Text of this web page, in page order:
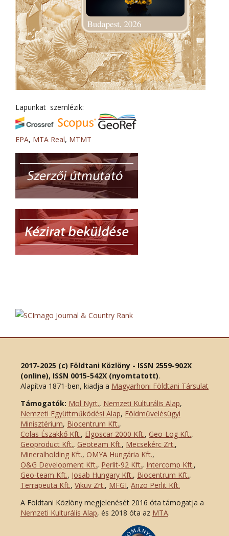
Lapunkat szemlézik:
EPA, MTA Real, MTMT
2017-2025 (c) Földtani Közlöny - ISSN 2559-902X
(online), ISSN 0015-542X (nyomtatott).
Alapítva 1871-ben, kiadja a Magyarhoni Földtani Társulat
Támogatók: Mol Nyrt., Nemzeti Kulturális Alap,
Nemzeti Együttműködési Alap, Földművelésügyi
Minisztérium, Biocentrum Kft.,
Colas Északkő Kft., Elgoscar 2000 Kft., Geo-Log Kft.,
Geoproduct Kft., Geoteam Kft., Mecsekérc Zrt.,
Mineralholding Kft., OMYA Hungária Kft.,
O&G Development Kft., Perlit-92 Kft., Intercomp Kft.,
Geo-team Kft., Josab Hungary Kft., Biocentrum Kft.,
Terrapeuta Kft., Vikuv Zrt., MFGI, Anzo Perlit Kft.
A Földtani Közlöny megjelenését 2016 óta támogatja a
Nemzeti Kulturális Alap, és 2018 óta az MTA.